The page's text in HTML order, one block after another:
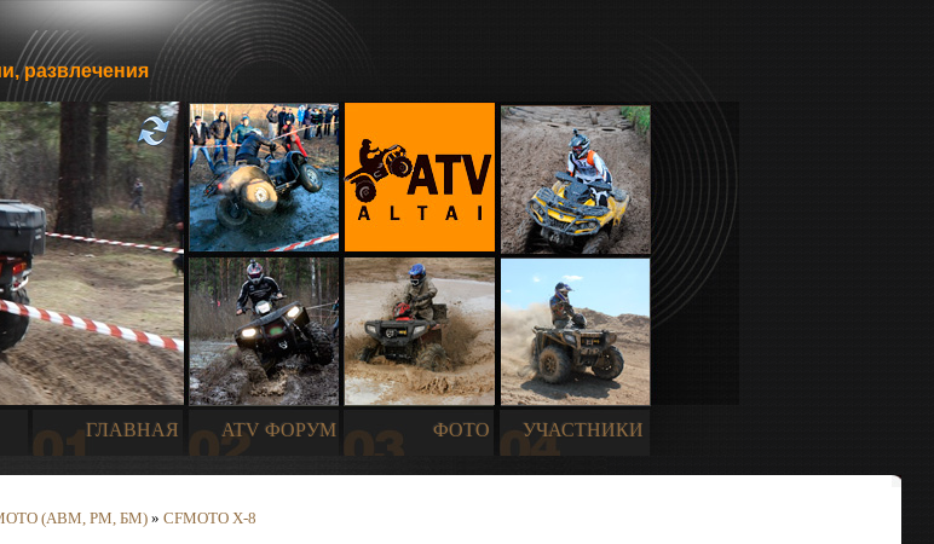
развлечения
ГЛАВНАЯ ATV ФОРУМ ФОТО УЧАСТНИКИ
(АВМ, РМ, БМ) » CFMOTO X-8